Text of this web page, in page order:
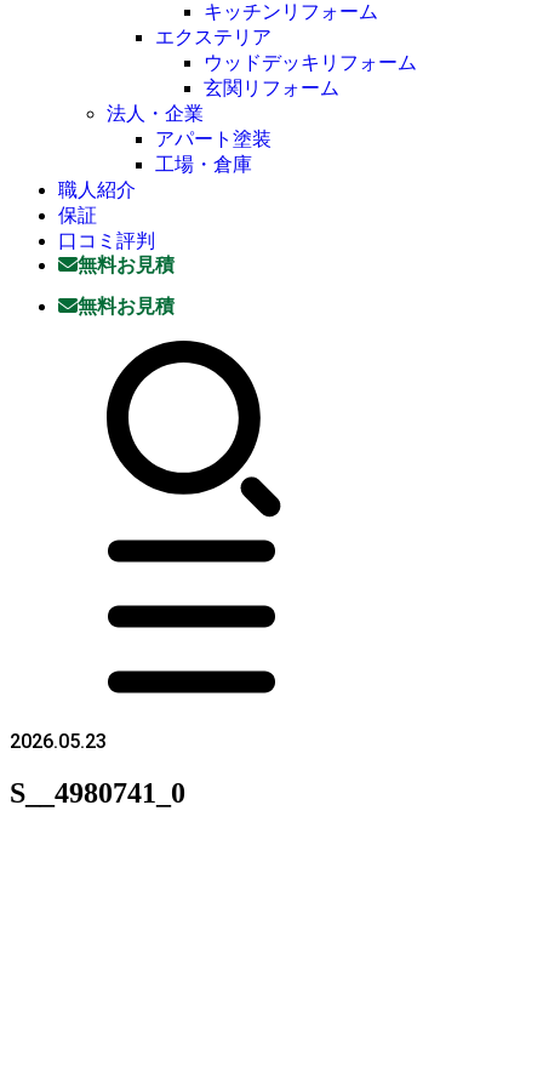
キッチンリフォーム
エクステリア
ウッドデッキリフォーム
玄関リフォーム
法人・企業
アパート塗装
工場・倉庫
職人紹介
保証
口コミ評判
無料お見積
無料お見積
2026.05.23
S__4980741_0